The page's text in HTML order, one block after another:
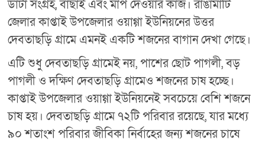
ডাঁটা সংগ্রহ, বাছাই এবং মাপ দেওয়ার কাজ। রাঙামাটি
জেলার কাপ্তাই উপজেলার ওয়াগ্গা ইউনিয়নের উত্তর
দেবতাছড়ি গ্রামে এমনই একটি শজনের বাগান দেখা গেছে।
এটি শুধু দেবতাছড়ি গ্রামেই নয়, পাশের ছোট পাগলী, বড়
পাগলী ও দক্ষিণ দেবতাছড়ি গ্রামেও শজনের চাষ হচ্ছে।
কাপ্তাই উপজেলার ওয়াগ্গা ইউনিয়নেই সবচেয়ে বেশি শজনে
চাষ হয়। দেবতাছড়ি গ্রামে ৭২টি পরিবার রয়েছে, যার মধ্যে
৯০ শতাংশ পরিবার জীবিকা নির্বাহের জন্য শজনের চাষে